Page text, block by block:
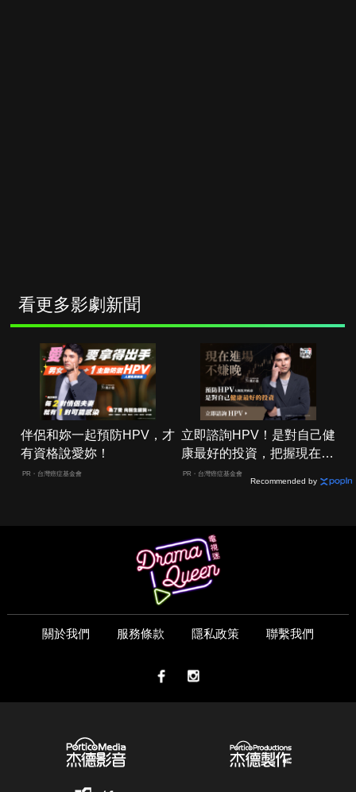
看更多影劇新聞
伴侶和妳一起預防HPV，才
有資格說愛妳！
PR・台灣癌症基金會
立即諮詢HPV！是對自己健
康最好的投資，把握現在不
嫌晚！
PR・台灣癌症基金會
Recommended by
關於我們 服務條款 隱私政策 聯繫我們